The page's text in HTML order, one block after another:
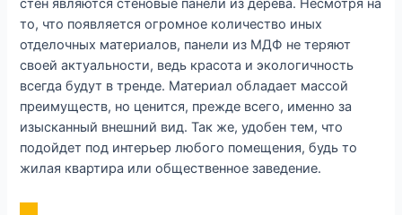
стен являются стеновые панели из дерева. Несмотря на
то, что появляется огромное количество иных
отделочных материалов, панели из МДФ не теряют
своей актуальности, ведь красота и экологичность
всегда будут в тренде. Материал обладает массой
преимуществ, но ценится, прежде всего, именно за
изысканный внешний вид. Так же, удобен тем, что
подойдет под интерьер любого помещения, будь то
жилая квартира или общественное заведение.